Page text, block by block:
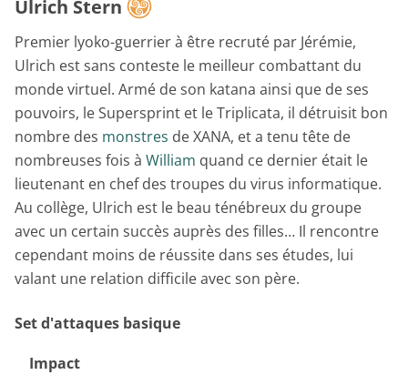
Ulrich Stern
Premier lyoko-guerrier à être recruté par Jérémie,
Ulrich est sans conteste le meilleur combattant du
monde virtuel. Armé de son katana ainsi que de ses
pouvoirs, le Supersprint et le Triplicata, il détruisit bon
nombre des monstres de XANA, et a tenu tête de
nombreuses fois à William quand ce dernier était le
lieutenant en chef des troupes du virus informatique.
Au collège, Ulrich est le beau ténébreux du groupe
avec un certain succès auprès des filles… Il rencontre
cependant moins de réussite dans ses études, lui
valant une relation difficile avec son père.
Set d'attaques basique
Impact